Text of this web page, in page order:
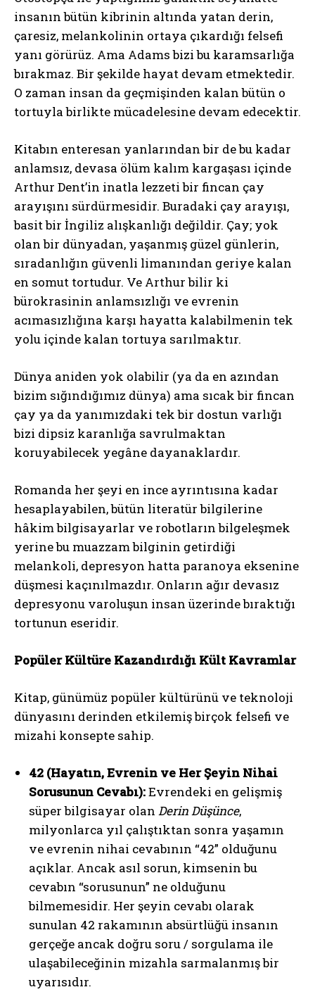
insanın bütün kibrinin altında yatan derin,
çaresiz, melankolinin ortaya çıkardığı felsefi
yanı görürüz. Ama Adams bizi bu karamsarlığa
bırakmaz. Bir şekilde hayat devam etmektedir.
O zaman insan da geçmişinden kalan bütün o
tortuyla birlikte mücadelesine devam edecektir.
Kitabın enteresan yanlarından bir de bu kadar
anlamsız, devasa ölüm kalım kargaşası içinde
Arthur Dent’in inatla lezzeti bir fincan çay
arayışını sürdürmesidir. Buradaki çay arayışı,
basit bir İngiliz alışkanlığı değildir. Çay; yok
olan bir dünyadan, yaşanmış güzel günlerin,
sıradanlığın güvenli limanından geriye kalan
en somut tortudur. Ve Arthur bilir ki
bürokrasinin anlamsızlığı ve evrenin
acımasızlığına karşı hayatta kalabilmenin tek
yolu içinde kalan tortuya sarılmaktır.
Dünya aniden yok olabilir (ya da en azından
bizim sığındığımız dünya) ama sıcak bir fincan
çay ya da yanımızdaki tek bir dostun varlığı
bizi dipsiz karanlığa savrulmaktan
koruyabilecek yegâne dayanaklardır.
Romanda her şeyi en ince ayrıntısına kadar
hesaplayabilen, bütün literatür bilgilerine
hâkim bilgisayarlar ve robotların bilgeleşmek
yerine bu muazzam bilginin getirdiği
melankoli, depresyon hatta paranoya eksenine
düşmesi kaçınılmazdır. Onların ağır devasız
depresyonu varoluşun insan üzerinde bıraktığı
tortunun eseridir.
Popüler Kültüre Kazandırdığı Kült Kavramlar
Kitap, günümüz popüler kültürünü ve teknoloji
dünyasını derinden etkilemiş birçok felsefi ve
mizahi konsepte sahip.
42 (Hayatın, Evrenin ve Her Şeyin Nihai
Sorusunun Cevabı):Evrendeki en gelişmiş
süper bilgisayar olan Derin Düşünce,
milyonlarca yıl çalıştıktan sonra yaşamın
ve evrenin nihai cevabının “42” olduğunu
açıklar. Ancak asıl sorun, kimsenin bu
cevabın “sorusunun” ne olduğunu
bilmemesidir. Her şeyin cevabı olarak
sunulan 42 rakamının absürtlüğü insanın
gerçeğe ancak doğru soru / sorgulama ile
ulaşabileceğinin mizahla sarmalanmış bir
uyarısıdır.